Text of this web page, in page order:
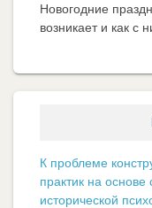
Новогодние
возникает и как с
К проблеме
практик на основе
исторической